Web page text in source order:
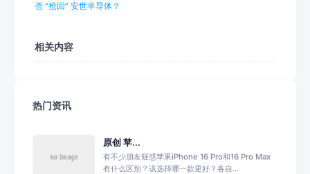
否 “抢回” 安世半导体？
相关内容
热门资讯
原创 苹...
有不少朋友疑惑苹果iPhone 16 Pro和16 Pro Max
有什么区别？该选择哪一款更好？各自...